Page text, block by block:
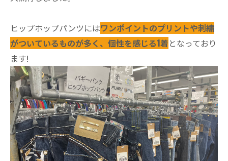
ヒップホップパンツにはワンポイントのプリントや刺繍
がついているものが多く、個性を感じる1着となっており
ます!